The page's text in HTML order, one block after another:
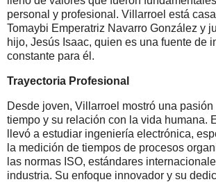
personal y profesional. Villarroel está
Tomaybi Emperatriz Navarro González y
hijo, Jesús Isaac, quien es una fuente de
constante para él.
Trayectoria Profesional
Desde joven, Villarroel mostró una pasión
tiempo y su relación con la vida humana.
llevó a estudiar ingeniería electrónica,
la medición de tiempos de procesos
las normas ISO, estándares
industria. Su enfoque innovador y su